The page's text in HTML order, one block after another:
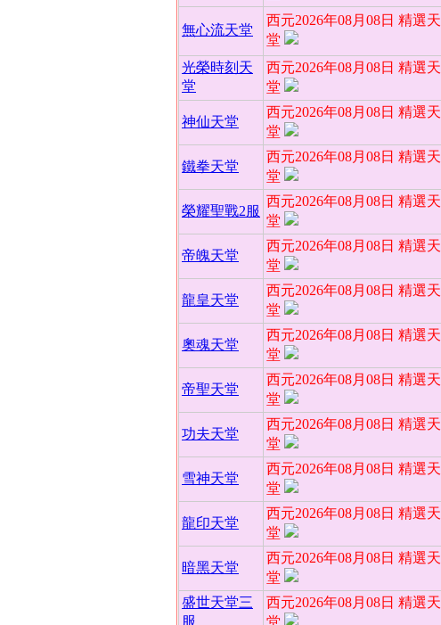
無心流天堂
西元2026年08月08日 精選天
堂
光榮時刻天
堂
西元2026年08月08日 精選天
堂
神仙天堂
西元2026年08月08日 精選天
堂
鐵拳天堂
西元2026年08月08日 精選天
堂
榮耀聖戰2服
西元2026年08月08日 精選天
堂
帝魄天堂
西元2026年08月08日 精選天
堂
龍皇天堂
西元2026年08月08日 精選天
堂
奧魂天堂
西元2026年08月08日 精選天
堂
帝聖天堂
西元2026年08月08日 精選天
堂
功夫天堂
西元2026年08月08日 精選天
堂
雪神天堂
西元2026年08月08日 精選天
堂
龍印天堂
西元2026年08月08日 精選天
堂
暗黑天堂
西元2026年08月08日 精選天
堂
盛世天堂三
服
西元2026年08月08日 精選天
堂